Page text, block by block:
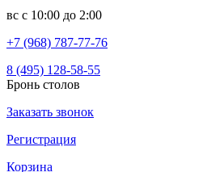
вс с 10:00 до 2:00
+7 (968) 787-77-76
8 (495) 128-58-55
Бронь столов
Заказать звонок
Регистрация
Корзина